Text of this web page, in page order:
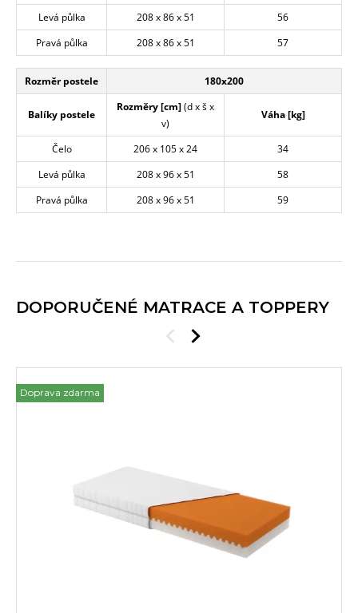
Levá půlka
208 x 86 x 51
56
Pravá půlka
208 x 86 x 51 57
Rozměr postele 180x200
Balíky postele
Rozměry [cm](d x š x
v)
Váha [kg]
Čelo 206 x 105 x 24
34
Levá půlka
208 x 96 x 51
58
Pravá půlka
208 x 96 x 51 59
DOPORUČENÉ MATRACE A TOPPERY
Doprava zdarma